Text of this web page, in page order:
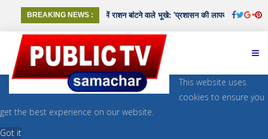
BREAKING NEWS :
रुपए अर्थदंड की सजा|गुना में राशन बांटने वाले भूखे: 'प्रशासन की लापरवाही से 7
This website uses
cookies to ensure you
get the best experience on our website.
Got it